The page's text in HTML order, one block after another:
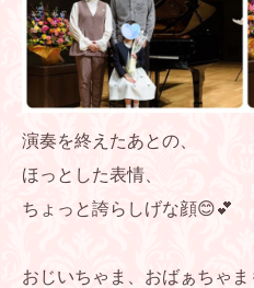
演奏を終えたあとの、
ほっとした表情、
ちょっと誇らしげな顔😊💕
おじいちゃま、おばぁちゃ